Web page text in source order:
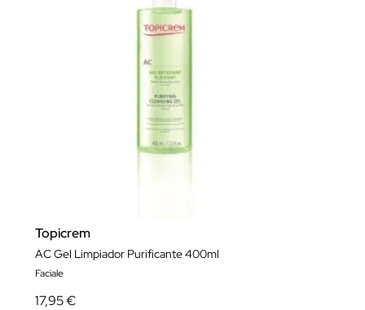
Topicrem
AC Gel Limpiador Purificante 400ml
Faciale
17,95 €